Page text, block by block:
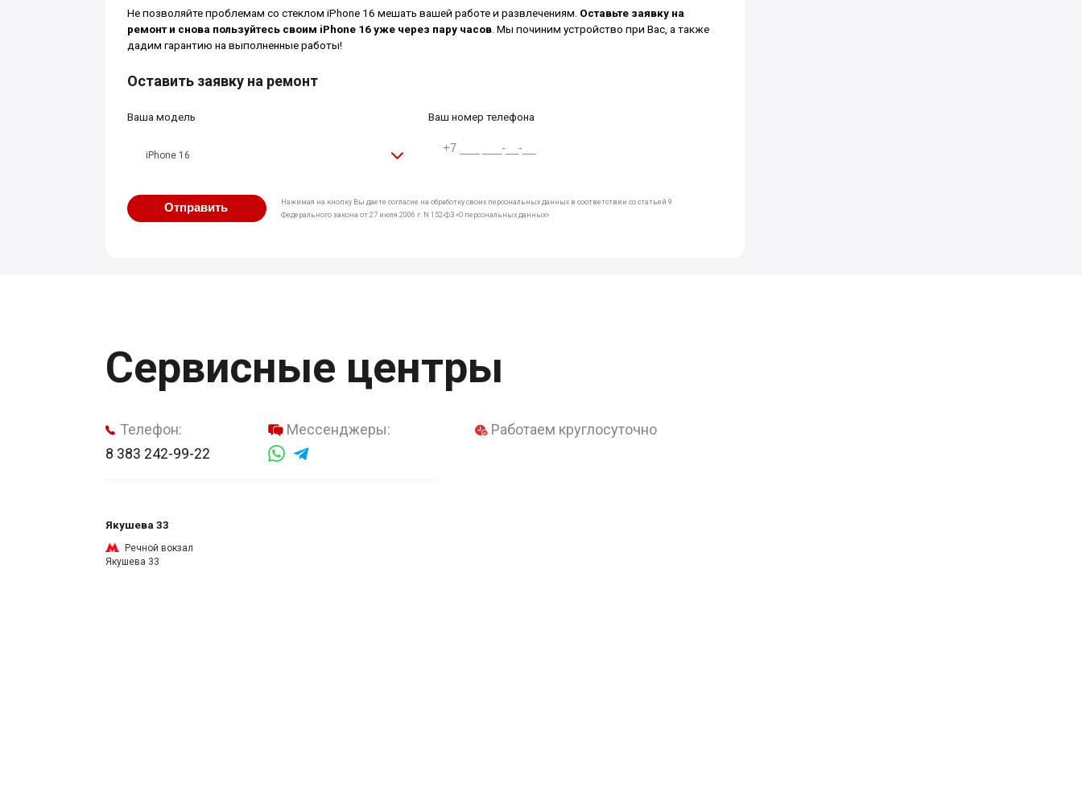
Не позволяйте проблемам со стеклом iPhone 16 мешать вашей работе и развлечениям. Оставьте заявку на
ремонт и снова пользуйтесь своим iPhone 16 уже через пару часов. Мы починим устройство при Вас, а также
дадим гарантию на выполненные работы!
Оставить заявку на ремонт
Ваша модель
iPhone 16
Ваш номер телефона
Отправить
Нажимая на кнопку Вы даете согласие на обработку своих персональных данных в соответствии со статьей 9
Федерального закона от 27 июля 2006 г. N 152-ФЗ «О персональных данных»
Сервисные центры
Телефон:
8 383 242-99-22
Мессенджеры:
Якушева 33
Речной вокзал
Якушева 33
Работаем круглосуточно